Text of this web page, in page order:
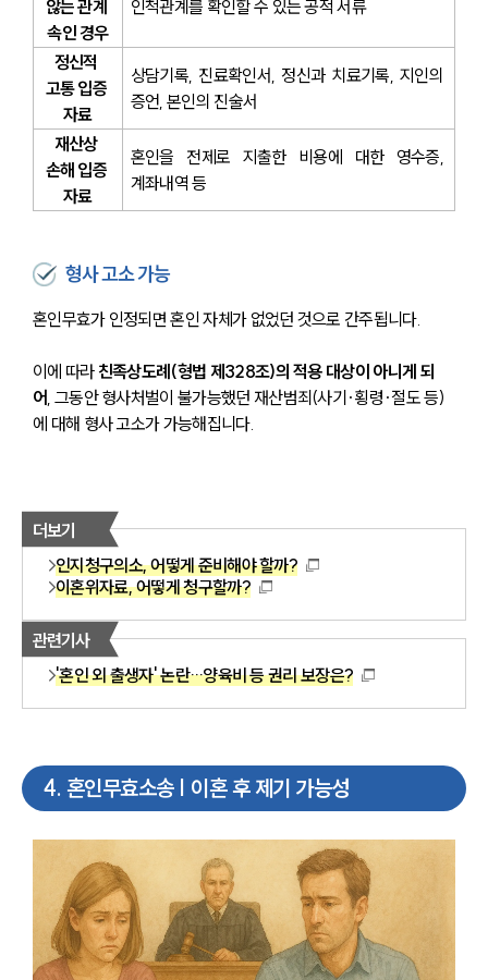
않는 관계
속인 경우
인척관계를 확인할 수 있는 공적 서류
정신적
고통 입증
자료
상담기록, 진료확인서, 정신과 치료기록, 지인의
증언, 본인의 진술서
재산상
손해 입증
자료
혼인을 전제로 지출한 비용에 대한 영수증,
계좌내역 등
형사 고소 가능
혼인무효가 인정되면 혼인 자체가 없었던 것으로 간주됩니다.
이에 따라 친족상도례(형법 제328조)의 적용 대상이 아니게 되
어, 그동안 형사처벌이 불가능했던 재산범죄(사기·횡령·절도 등)
에 대해 형사 고소가 가능해집니다.
더보기
인지청구의소, 어떻게 준비해야 할까?
이혼위자료, 어떻게 청구할까?
관련기사
'혼인 외 출생자' 논란…양육비 등 권리 보장은?
4. 혼인무효소송 | 이혼 후 제기 가능성